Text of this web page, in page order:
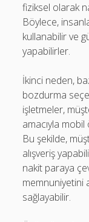
fiziksel olarak
Böylece,
kullanabilir ve
yapabilirler.
İkinci neden,
bozdurma
işletmeler,
amacıyla
Bu şekilde,
alışveriş
nakit paraya
memnuniyetini
sağlayabilir.